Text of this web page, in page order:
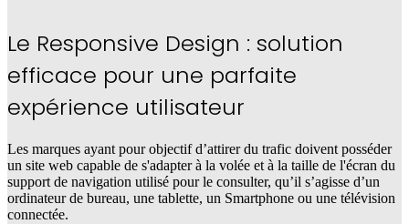
Le Responsive Design : solution
efficace pour une parfaite
expérience utilisateur
Les marques ayant pour objectif d’attirer du trafic doivent posséder
un site web capable de s'adapter à la volée et à la taille de l'écran du
support de navigation utilisé pour le consulter, qu’il s’agisse d’un
ordinateur de bureau, une tablette, un Smartphone ou une télévision
connectée.